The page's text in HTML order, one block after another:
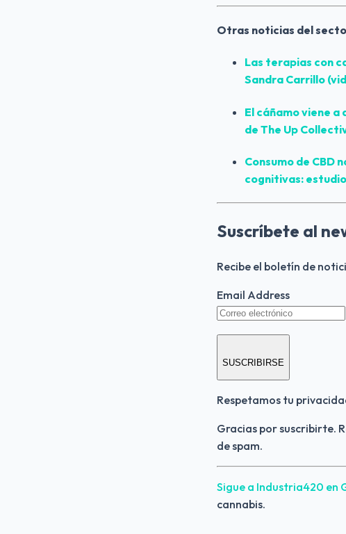
Otras noticias del
Las terapias con
Sandra Carrillo
El cáñamo viene
de The Up
Consumo de CBD
cognitivas:
Suscríbete al
Recibe el boletín de
Email Address
SUSCRIBIRSE
Respetamos tu
Gracias por suscribirte.
de spam.
Sigue a Industria420 en
cannabis.